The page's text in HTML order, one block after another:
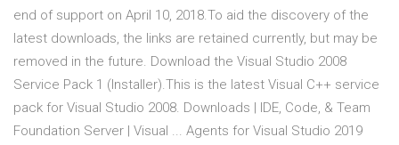
end of support on April 10, 2018.To aid the discovery of the
latest downloads, the links are retained currently, but may be
removed in the future. Download the Visual Studio 2008
Service Pack 1 (Installer).This is the latest Visual C++ service
pack for Visual Studio 2008. Downloads | IDE, Code, & Team
Foundation Server | Visual ... Agents for Visual Studio 2019